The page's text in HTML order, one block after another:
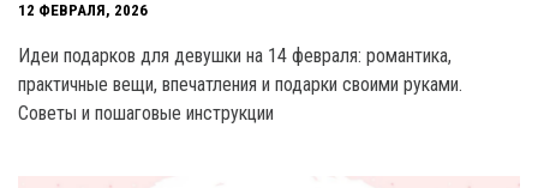
12 ФЕВРАЛЯ, 2026
Идеи подарков для девушки на 14 февраля: романтика,
практичные вещи, впечатления и подарки своими руками.
Советы и пошаговые инструкции